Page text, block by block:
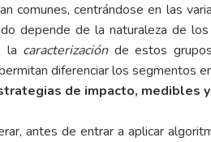
comunes, centrándose en las
depende de la naturaleza de
la caracterización de estos
diferenciar los segmentos
de impacto, medibles
antes de entrar a aplicar